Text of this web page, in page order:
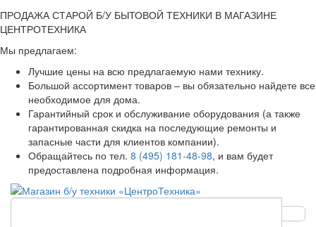
ПРОДАЖА СТАРОЙ Б/У БЫТОВОЙ ТЕХНИКИ В МАГАЗИНЕ
ЦЕНТРОТЕХНИКА
Мы предлагаем:
Лучшие цены на всю предлагаемую нами технику.
Большой ассортимент товаров – вы обязательно найдете все
необходимое для дома.
Гарантийный срок и обслуживание оборудования (а также
гарантированная скидка на последующие ремонты и
запасные части для клиентов компании).
Обращайтесь по тел. 8 (495) 181-48-98, и вам будет
предоставлена подробная информация.